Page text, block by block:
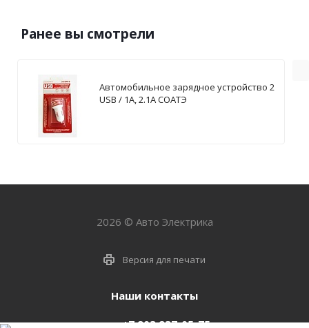
Ранее вы смотрели
Автомобильное зарядное устройство 2
USB / 1А, 2.1А СОАТЭ
2026 © Авто Электрика
Версия для печати
Наши контакты
+7 903 937-05-75